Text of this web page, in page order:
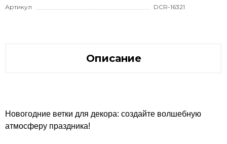
Артикул DCR-16321
Описание
Новогодние ветки для декора: создайте волшебную
атмосферу праздника!